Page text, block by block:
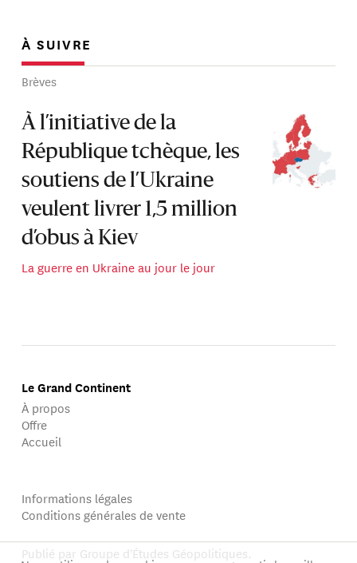
À SUIVRE
Brèves
À l’initiative de la
République tchèque, les
soutiens de l’Ukraine
veulent livrer 1,5 million
d’obus à Kiev
La guerre en Ukraine au jour le jour
Le Grand Continent
À propos
Offre
Accueil
Informations légales
Conditions générales de vente
Publié par Groupe d'Études Géopolitiques.